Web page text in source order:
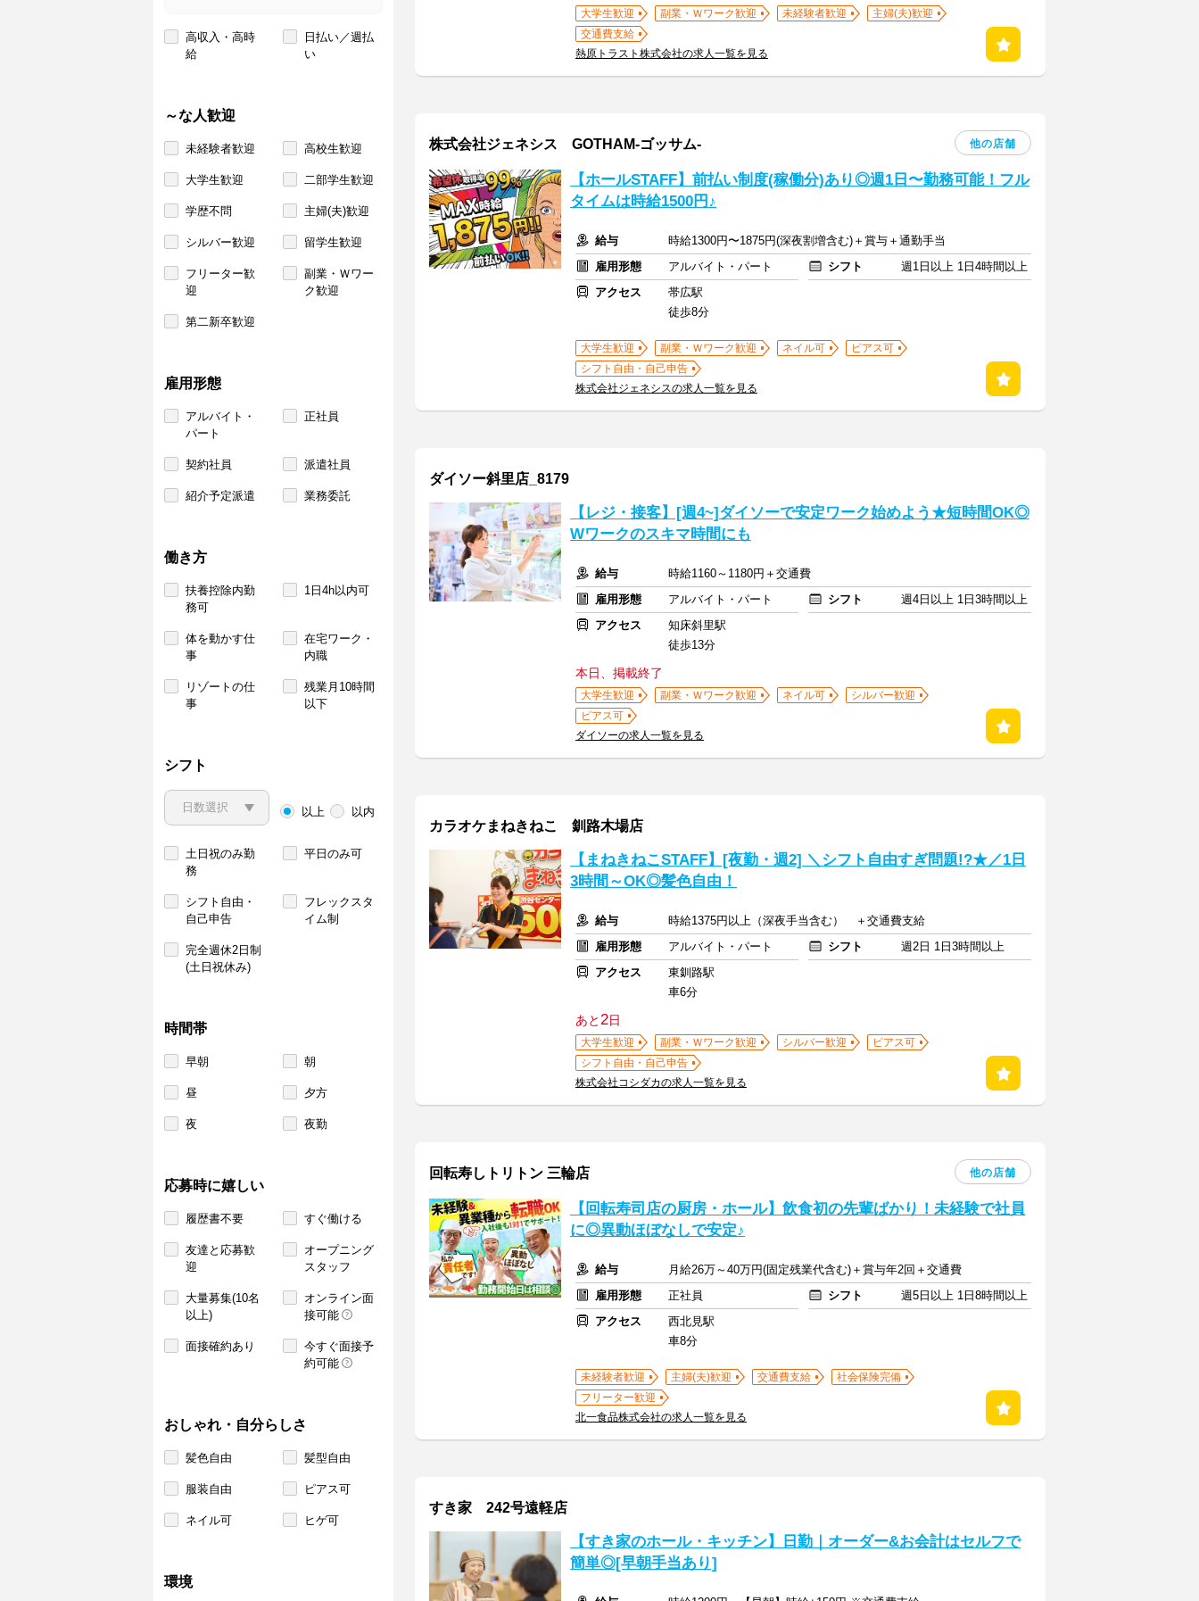
高収入・高時
給
日払い／週払
い
～な人歓迎
未経験者歓迎 高校生歓迎
大学生歓迎 二部学生歓迎
学歴不問 主婦(夫)歓迎
シルバー歓迎 留学生歓迎
フリーター歓
迎
副業・Ｗワー
ク歓迎
第二新卒歓迎
雇用形態
アルバイト・
パート
正社員
契約社員 派遣社員
紹介予定派遣 業務委託
働き方
扶養控除内勤
務可
1日4h以内可
体を動かす仕
事
在宅ワーク・
内職
リゾートの仕
事
残業月10時間
以下
シフト
以上 以内
土日祝のみ勤
務
平日のみ可
シフト自由・
自己申告
フレックスタ
イム制
完全週休2日制
(土日祝休み)
時間帯
早朝 朝
昼 夕方
夜 夜勤
応募時に嬉しい
履歴書不要 すぐ働ける
友達と応募歓
迎
オープニング
スタッフ
大量募集(10名
以上)
オンライン面
接可能
面接確約あり
今すぐ面接予
約可能
おしゃれ・自分らしさ
髪色自由 髪型自由
服装自由 ピアス可
ネイル可 ヒゲ可
環境
大学生歓迎 副業・Ｗワーク歓迎 未経験者歓迎
主婦(夫)歓迎
交通費支給
熱原トラスト株式会社の求人一覧を見る
株式会社ジェネシス GOTHAM-ゴッサム- 他の店舗
【ホールSTAFF】前払い制度(稼働分)あり◎週1日〜勤務可能！フル
タイムは時給1500円♪
給与
時給1300円〜1875円(深夜割増含む)＋賞与＋通勤手当
雇用形態
アルバイト・パート シフト
週1日以上 1日4時間以上
アクセス
帯広駅
徒歩8分
大学生歓迎 副業・Ｗワーク歓迎 ネイル可
ピアス可
シフト自由・自己申告
株式会社ジェネシスの求人一覧を見る
ダイソー斜里店_8179
【レジ・接客】[週4~]ダイソーで安定ワーク始めよう★短時間OK◎
Wワークのスキマ時間にも
給与
時給1160～1180円＋交通費
雇用形態
アルバイト・パート シフト
週4日以上 1日3時間以上
アクセス
知床斜里駅
徒歩13分
本日、掲載終了
大学生歓迎 副業・Ｗワーク歓迎 ネイル可
シルバー歓迎
ピアス可
ダイソーの求人一覧を見る
カラオケまねきねこ 釧路木場店
【まねきねこSTAFF】[夜勤・週2] ＼シフト自由すぎ問題!?★／1日
3時間～OK◎髪色自由！
給与
時給1375円以上（深夜手当含む） ＋交通費支給
雇用形態
アルバイト・パート シフト
週2日 1日3時間以上
アクセス
東釧路駅
車6分
あと2日
大学生歓迎 副業・Ｗワーク歓迎 シルバー歓迎
ピアス可
シフト自由・自己申告
株式会社コシダカの求人一覧を見る
回転寿しトリトン 三輪店 他の店舗
【回転寿司店の厨房・ホール】飲食初の先輩ばかり！未経験で社員
に◎異動ほぼなしで安定♪
給与
月給26万～40万円(固定残業代含む)＋賞与年2回＋交通費
雇用形態
正社員 シフト
週5日以上 1日8時間以上
アクセス
西北見駅
車8分
未経験者歓迎 主婦(夫)歓迎 交通費支給
社会保険完備
フリーター歓迎
北一食品株式会社の求人一覧を見る
すき家 242号遠軽店
【すき家のホール・キッチン】日勤｜オーダー&お会計はセルフで
簡単◎[早朝手当あり]